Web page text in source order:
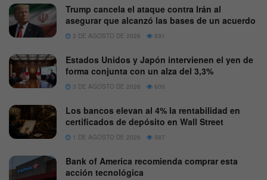
Trump cancela el ataque contra Irán al
asegurar que alcanzó las bases de un acuerdo
2 DE AGOSTO DE 2026 591
Estados Unidos y Japón intervienen el yen de
forma conjunta con un alza del 3,3%
3 DE AGOSTO DE 2026 600
Los bancos elevan al 4% la rentabilidad en
certificados de depósito en Wall Street
1 DE AGOSTO DE 2026 587
Bank of America recomienda comprar esta
acción tecnológica